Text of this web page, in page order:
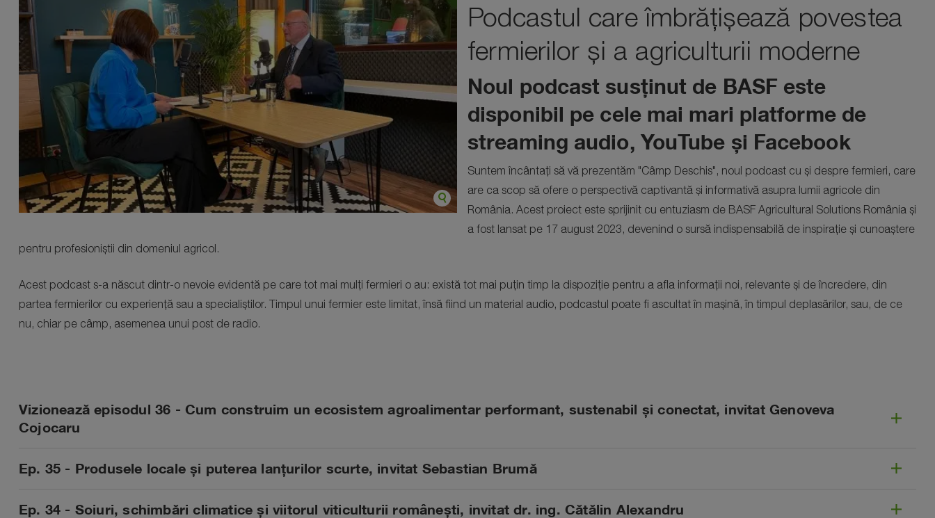
Podcastul care îmbrățișează povestea
fermierilor și a agriculturii moderne
Noul podcast susținut de BASF este
disponibil pe cele mai mari platforme de
streaming audio, YouTube și Facebook
Suntem încântați să vă prezentăm "Câmp Deschis", noul podcast cu și despre fermieri, care
are ca scop să ofere o perspectivă captivantă și informativă asupra lumii agricole din
România. Acest proiect este sprijinit cu entuziasm de BASF Agricultural Solutions România și
a fost lansat pe 17 august 2023, devenind o sursă indispensabilă de inspirație și cunoaștere
pentru profesioniștii din domeniul agricol.
Acest podcast s-a născut dintr-o nevoie evidentă pe care tot mai mulți fermieri o au: există tot mai puțin timp la dispoziție pentru a afla informații noi, relevante și de încredere, din
partea fermierilor cu experiență sau a specialiștilor. Timpul unui fermier este limitat, însă fiind un material audio, podcastul poate fi ascultat în mașină, în timpul deplasărilor, sau, de ce
nu, chiar pe câmp, asemenea unui post de radio.
Vizionează episodul 36 - Cum construim un ecosistem agroalimentar performant, sustenabil și conectat, invitat Genoveva
Cojocaru
Ep. 35 - Produsele locale și puterea lanțurilor scurte, invitat Sebastian Brumă
Ep. 34 - Soiuri, schimbări climatice și viitorul viticulturii românești, invitat dr. ing. Cătălin Alexandru